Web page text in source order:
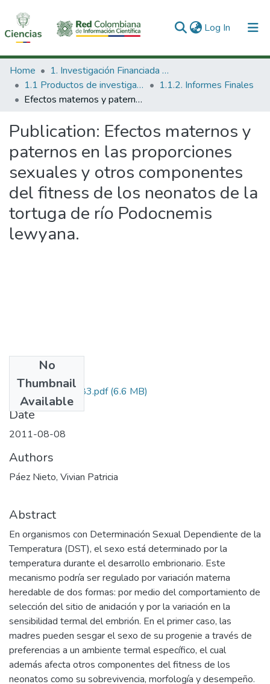
Log In (current)
Communities & Collections
All of DSpace
Home
1. Investigación Financiada con Recursos Públicos
1.1 Productos de investigación
1.1.2. Informes Finales
Efectos maternos y paternos en las proporciones sexuales y otros componentes del fitness de los neonatos de la tortuga de río Podocnemis lewyana.
Publication: Efectos maternos y
paternos en las proporciones
sexuales y otros componentes
del fitness de los neonatos de la
tortuga de río Podocnemis
lewyana.
No
Thumbnail
Available
111545221283.pdf(6.6 MB)
Date
2011-08-08
Authors
Páez Nieto, Vivian Patricia
Abstract
En organismos con Determinación Sexual Dependiente de la
Temperatura (DST), el sexo está determinado por la
temperatura durante el desarrollo embrionario. Este
mecanismo podría ser regulado por variación materna
heredable de dos formas: por medio del comportamiento de
selección del sitio de anidación y por la variación en la
sensibilidad termal del embrión. En el primer caso, las
madres pueden sesgar el sexo de su progenie a través de
preferencias a un ambiente termal específico, el cual
además afecta otros componentes del fitness de los
neonatos como su sobrevivencia, morfología y desempeño.